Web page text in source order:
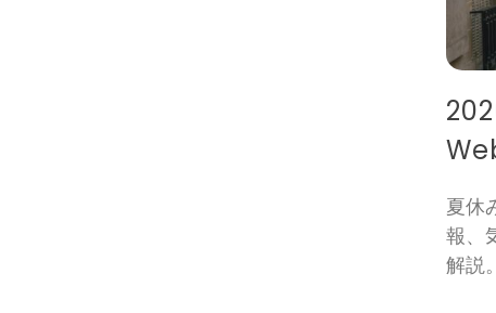
夏休
報、
解説。